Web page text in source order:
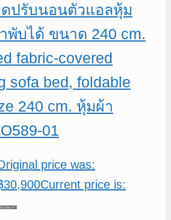
ปรับนอนตัวแอลหุ้ม
พับได้ ขนาด 240 cm.
fabric-covered
sofa bed, foldable
240 cm. หุ้มผ้า
01
price was:
30,900Current price is:
หยิบใส่ตะกร้า